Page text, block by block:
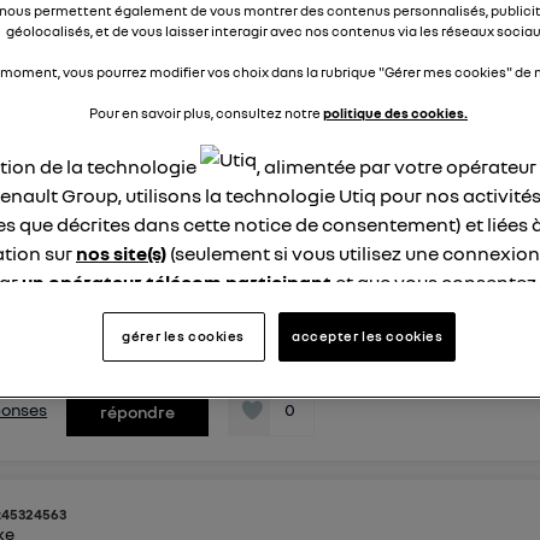
mars 2019à14:28
record
la suite d une recharge nocturne j ai pu obtenir une
ans j en suis à p...voir la suite
répondre 0
permettent également de vous montrer des contenus personnalisés,
géolocalisés, et de vous laisser interagir avec nos contenus via les réseaux
vous pourrez modifier vos choix dans la rubrique "Gérer mes cookies" de
Pour en savoir plus, consultez notrepolitique des cookies.
de la technologie
, alimentée par votre
Group, utilisons la technologie Utiq pour nos
que décrites dans cette notice de consentement) et liées
sur nos site(s) (seulement si vous utilisez une
un opérateur télécom participant et que vous
site).
Utiq a été conçue pour la protection de vos données
en vous offrant choix et contrôle.
un identifiant créé par votre opérateur télécom basé sur
référence de votre contrat internet (ex : votre numéro de
gérer les cookies accepter les cookies